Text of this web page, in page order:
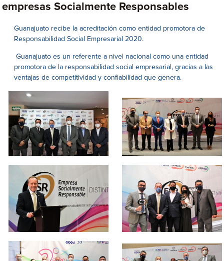
empresas Socialmente Responsables
Guanajuato recibe la acreditación como entidad promotora de
Responsabilidad Social Empresarial 2020.
Guanajuato es un referente a nivel nacional como una entidad
promotora de la responsabilidad social empresarial, gracias a las
ventajas de competitividad y confiabilidad que genera.